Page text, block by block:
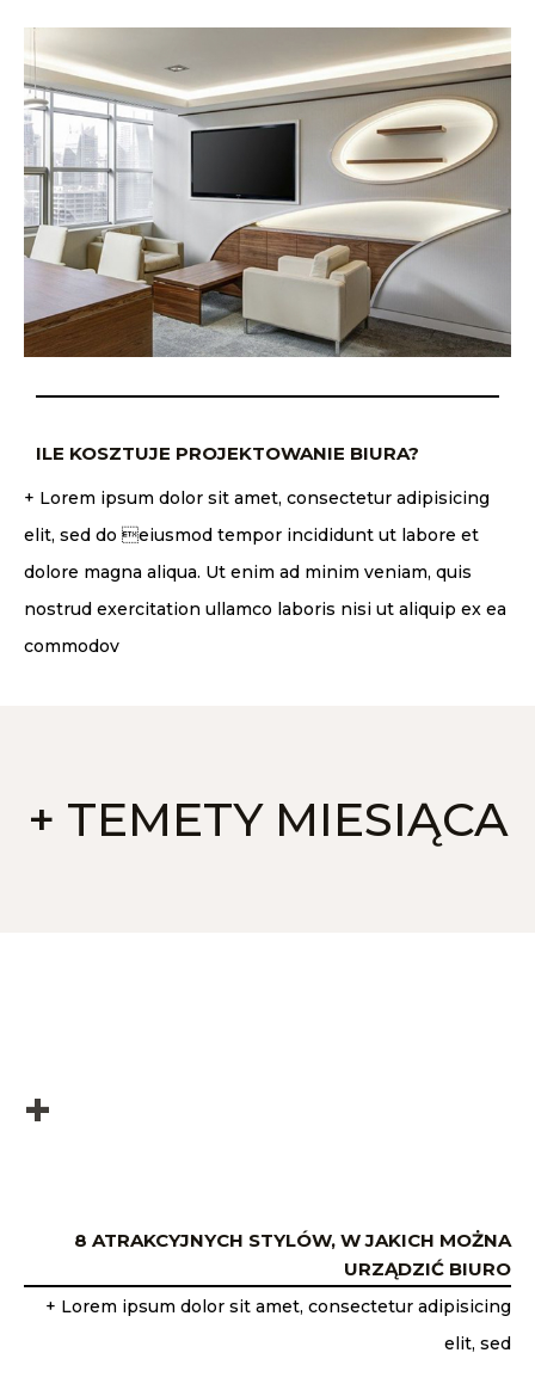
ILE KOSZTUJE PROJEKTOWANIE BIURA?
+ Lorem ipsum dolor sit amet, consectetur adipisicing
elit, sed do eiusmod tempor incididunt ut labore et
dolore magna aliqua. Ut enim ad minim veniam, quis
nostrud exercitation ullamco laboris nisi ut aliquip ex ea
commodov
+ TEMETY MIESIĄCA
+
8 ATRAKCYJNYCH STYLÓW, W JAKICH MOŻNA
URZĄDZIĆ BIURO
+ Lorem ipsum dolor sit amet, consectetur adipisicing
elit, sed